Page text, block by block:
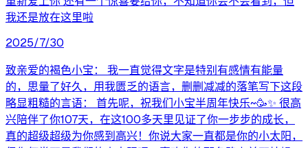
我还是放在这里啦
2025/7/30
致亲爱的褐色小宝： 我一直觉得文字是特别有感情有能量
的，思量了好久，用我匮乏的语言，删删减减的落笔写下这段
略显粗糙的言语： 首先呢，祝我们小宝半周年快乐~🥳✨️ 很高
兴陪伴了你107天，在这100多天里见证了你一步步的成长，
真的超级超级为你感到高兴！你说大家一直都是你的小太阳，